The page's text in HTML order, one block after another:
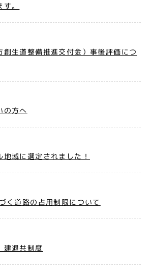
。
創生道整備推進交付金）事後評価につ
の方へ
地域に選定されました！
く道路の占用制限について
退共制度